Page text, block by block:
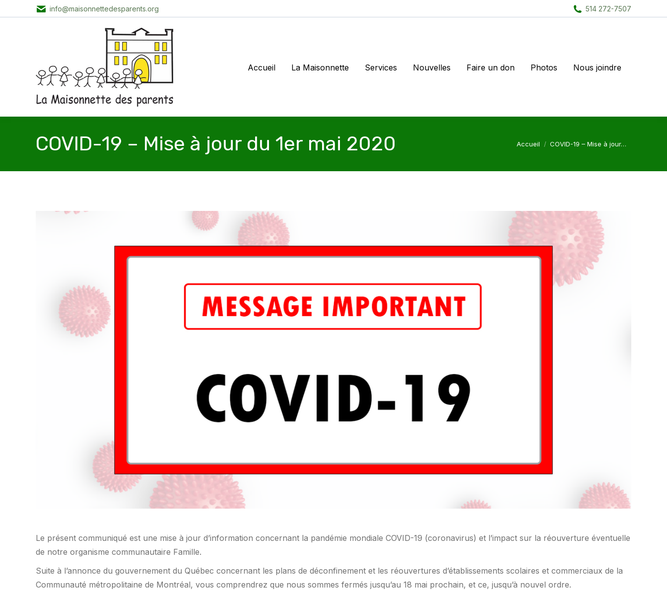
info@maisonnettedesparents.org 514 272-7507
Accueil La Maisonnette Services Nouvelles Faire un don Photos Nous joindre
COVID-19 – Mise à jour du 1er mai 2020 Vous êtes ici :
Accueil COVID-19 – Mise à jour…
Le présent communiqué est une mise à jour d’information concernant la pandémie mondiale COVID-19 (coronavirus) et l’impact sur la réouverture éventuelle
de notre organisme communautaire Famille.
Suite à l’annonce du gouvernement du Québec concernant les plans de déconfinement et les réouvertures d’établissements scolaires et commerciaux de la
Communauté métropolitaine de Montréal, vous comprendrez que nous sommes fermés jusqu’au 18 mai prochain, et ce, jusqu’à nouvel ordre.